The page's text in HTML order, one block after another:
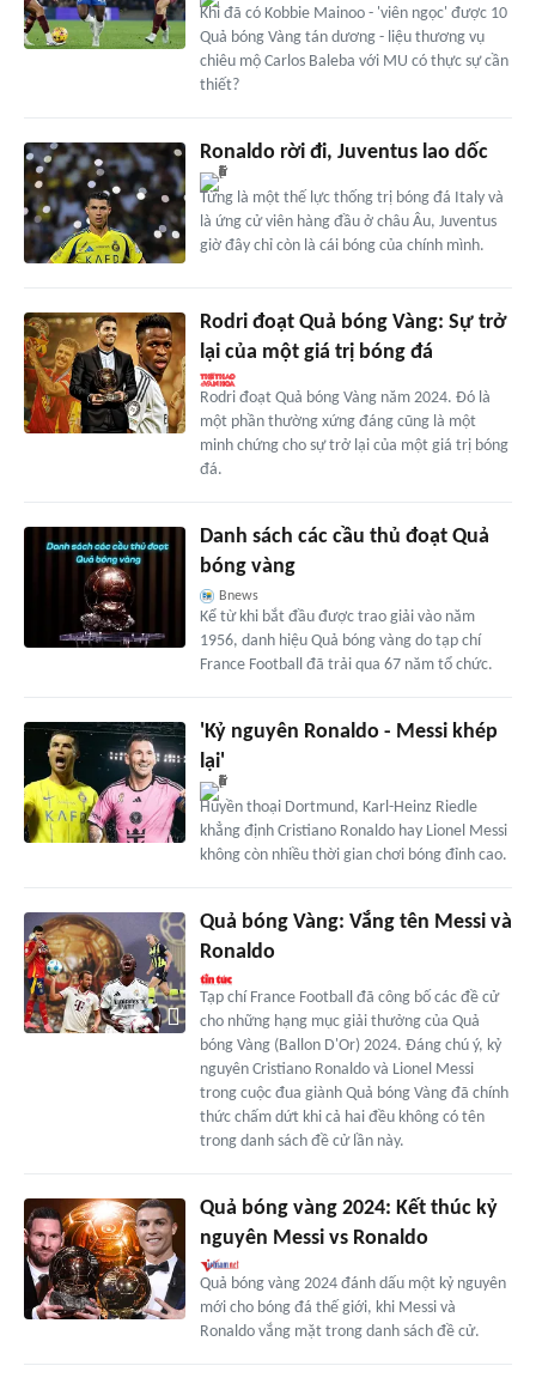
Khi đã có Kobbie Mainoo - 'viên ngọc' được 10
Quả bóng Vàng tán dương - liệu thương vụ
chiêu mộ Carlos Baleba với MU có thực sự cần
thiết?
Ronaldo rời đi, Juventus lao dốc
Từng là một thế lực thống trị bóng đá Italy và
là ứng cử viên hàng đầu ở châu Âu, Juventus
giờ đây chỉ còn là cái bóng của chính mình.
Rodri đoạt Quả bóng Vàng: Sự trở
lại của một giá trị bóng đá
Rodri đoạt Quả bóng Vàng năm 2024. Đó là
một phần thường xứng đáng cũng là một
minh chứng cho sự trở lại của một giá trị bóng
đá.
Danh sách các cầu thủ đoạt Quả
bóng vàng
Bnews
Kể từ khi bắt đầu được trao giải vào năm
1956, danh hiệu Quả bóng vàng do tạp chí
France Football đã trải qua 67 năm tổ chức.
'Kỷ nguyên Ronaldo - Messi khép
lại'
Huyền thoại Dortmund, Karl-Heinz Riedle
khẳng định Cristiano Ronaldo hay Lionel Messi
không còn nhiều thời gian chơi bóng đỉnh cao.
Quả bóng Vàng: Vắng tên Messi và
Ronaldo
Tạp chí France Football đã công bố các đề cử
cho những hạng mục giải thưởng của Quả
bóng Vàng (Ballon D'Or) 2024. Đáng chú ý, kỷ
nguyên Cristiano Ronaldo và Lionel Messi
trong cuộc đua giành Quả bóng Vàng đã chính
thức chấm dứt khi cả hai đều không có tên
trong danh sách đề cử lần này.
Quả bóng vàng 2024: Kết thúc kỷ
nguyên Messi vs Ronaldo
Quả bóng vàng 2024 đánh dấu một kỷ nguyên
mới cho bóng đá thế giới, khi Messi và
Ronaldo vắng mặt trong danh sách đề cử.